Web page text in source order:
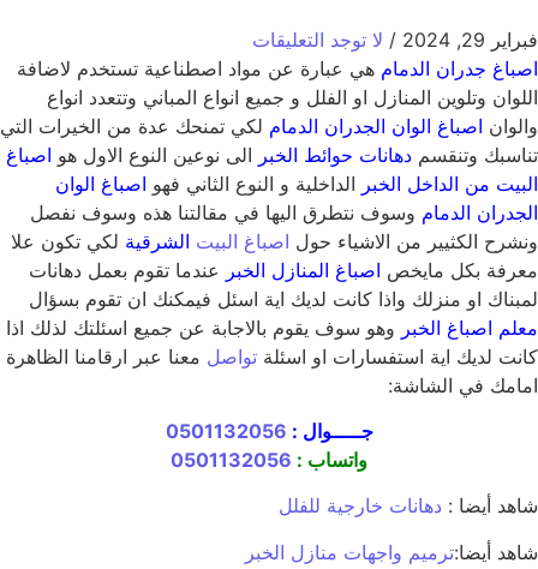
فبراير 29, 2024 / لا توجد التعليقات
اصباغ جدران الدمام هي عبارة عن مواد اصطناعية تستخدم لاضافة
اللوان وتلوين المنازل او الفلل و جميع انواع المباني وتتعدد انواع
والوان اصباغ الوان الجدران الدمام لكي تمنحك عدة من الخيرات التي
تناسبك وتنقسم دهانات حوائط الخبر الى نوعين النوع الاول هو اصباغ
البيت من الداخل الخبر الداخلية و النوع الثاني فهو اصباغ الوان
الجدران الدمام وسوف نتطرق اليها في مقالتنا هذه وسوف نفصل
ونشرح الكثيير من الاشياء حول اصباغ البيت الشرقية لكي تكون علا
معرفة بكل مايخص اصباغ المنازل الخبر عندما تقوم بعمل دهانات
لمبناك او منزلك واذا كانت لديك اية اسئل فيمكنك ان تقوم بسؤال
معلم اصباغ الخبر وهو سوف يقوم بالاجابة عن جميع اسئلتك لذلك اذا
كانت لديك اية استفسارات او اسئلة تواصل معنا عبر ارقامنا الظاهرة
امامك في الشاشة:
جـــــوال : 0501132056
واتساب : 0501132056
شاهد أيضا : دهانات خارجية للفلل
شاهد أيضا:ترميم واجهات منازل الخبر